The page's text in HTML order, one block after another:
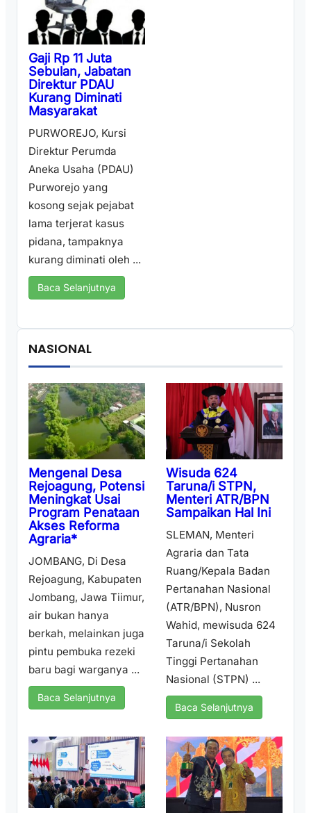
Gaji Rp 11 Juta
Sebulan, Jabatan
Direktur PDAU
Kurang Diminati
Masyarakat
PURWOREJO, Kursi
Direktur Perumda
Aneka Usaha (PDAU)
Purworejo yang
kosong sejak pejabat
lama terjerat kasus
pidana, tampaknya
kurang diminati oleh ...
Baca Selanjutnya
NASIONAL
Mengenal Desa
Rejoagung, Potensi
Meningkat Usai
Program Penataan
Akses Reforma
Agraria*
JOMBANG, Di Desa
Rejoagung, Kabupaten
Jombang, Jawa Tiimur,
air bukan hanya
berkah, melainkan juga
pintu pembuka rezeki
baru bagi warganya ...
Baca Selanjutnya
Wisuda 624
Taruna/i STPN,
Menteri ATR/BPN
Sampaikan Hal Ini
SLEMAN, Menteri
Agraria dan Tata
Ruang/Kepala Badan
Pertanahan Nasional
(ATR/BPN), Nusron
Wahid, mewisuda 624
Taruna/i Sekolah
Tinggi Pertanahan
Nasional (STPN) ...
Baca Selanjutnya